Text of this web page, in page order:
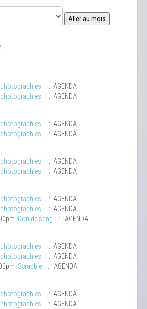
Aller au mois
:: AGENDA
:: AGENDA
:: AGENDA
:: AGENDA
:: AGENDA
:: AGENDA
:: AGENDA
:: AGENDA
Don de sang :: AGENDA
:: AGENDA
:: AGENDA
Scrabble :: AGENDA
:: AGENDA
:: AGENDA